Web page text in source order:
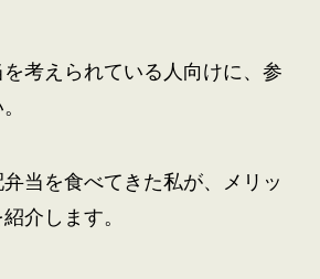
考えられている人向けに、参
当を食べてきた私が、メリッ
介します。